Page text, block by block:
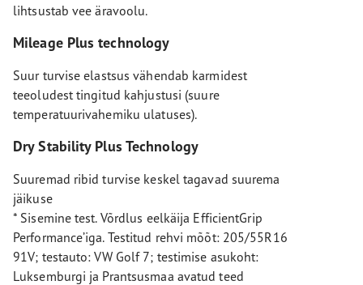
lihtsustab vee äravoolu.
Mileage Plus technology
Suur turvise elastsus vähendab karmidest
teeoludest tingitud kahjustusi (suure
temperatuurivahemiku ulatuses).
Dry Stability Plus Technology
Suuremad ribid turvise keskel tagavad suurema
jäikuse
* Sisemine test. Võrdlus eelkäija EfficientGrip
Performance’iga. Testitud rehvi mõõt: 205/55R16
91V; testauto: VW Golf 7; testimise asukoht:
Luksemburgi ja Prantsusmaa avatud teed